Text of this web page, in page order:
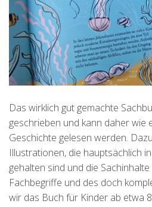
Das wirklich gut gemachte
geschrieben und kann daher wie
Geschichte gelesen werden.
Illustrationen, die hauptsächlich
gehalten sind und die
Fachbegriffe und des doch
wir das Buch für Kinder ab etwa